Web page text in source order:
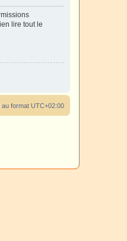
lire tout le
au format UTC+02:00